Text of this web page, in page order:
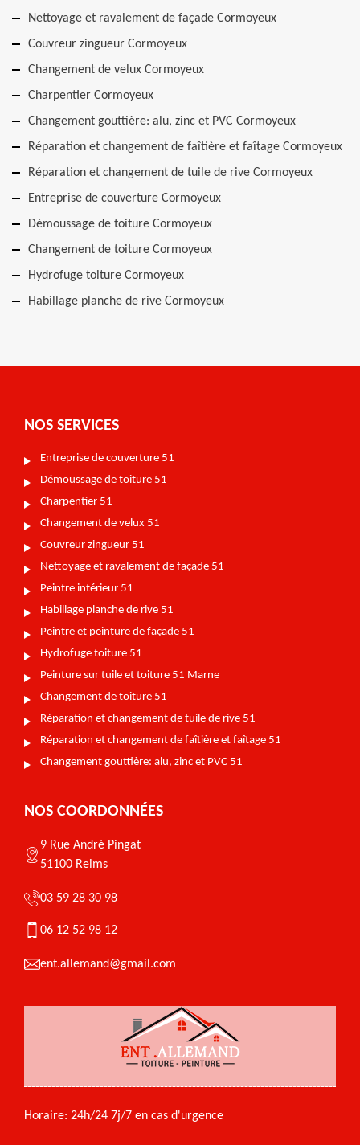
Nettoyage et ravalement de façade Cormoyeux
Couvreur zingueur Cormoyeux
Changement de velux Cormoyeux
Charpentier Cormoyeux
Changement gouttière: alu, zinc et PVC Cormoyeux
Réparation et changement de faîtière et faîtage Cormoyeux
Réparation et changement de tuile de rive Cormoyeux
Entreprise de couverture Cormoyeux
Démoussage de toiture Cormoyeux
Changement de toiture Cormoyeux
Hydrofuge toiture Cormoyeux
Habillage planche de rive Cormoyeux
NOS SERVICES
Entreprise de couverture 51
Démoussage de toiture 51
Charpentier 51
Changement de velux 51
Couvreur zingueur 51
Nettoyage et ravalement de façade 51
Peintre intérieur 51
Habillage planche de rive 51
Peintre et peinture de façade 51
Hydrofuge toiture 51
Peinture sur tuile et toiture 51 Marne
Changement de toiture 51
Réparation et changement de tuile de rive 51
Réparation et changement de faîtière et faîtage 51
Changement gouttière: alu, zinc et PVC 51
NOS COORDONNÉES
9 Rue André Pingat
51100 Reims
03 59 28 30 98
06 12 52 98 12
ent.allemand@gmail.com
Horaire: 24h/24 7j/7 en cas d'urgence